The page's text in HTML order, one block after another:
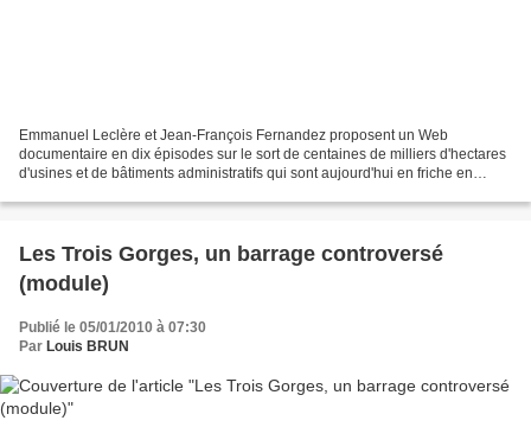
Emmanuel Leclère et Jean-François Fernandez proposent un Web
documentaire en dix épisodes sur le sort de centaines de milliers d'hectares
d'usines et de bâtiments administratifs qui sont aujourd'hui en friche en
Les Trois Gorges, un barrage controversé
(module)
Publié le 05/01/2010 à 07:30
Par Louis BRUN